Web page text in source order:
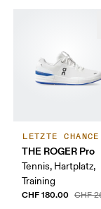
LETZTE CHANCE
THE ROGER Pro
Tennis, Hartplatz,
Training
CHF 180.00 CHF